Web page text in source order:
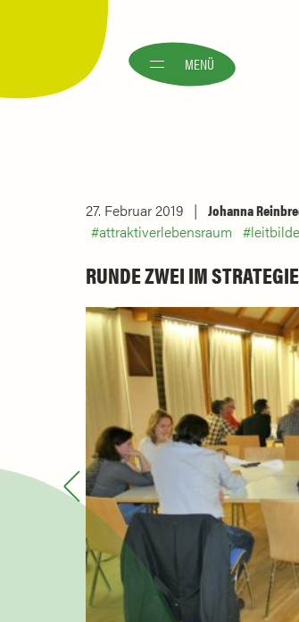
MENÜ
27. Februar 2019
Johanna
attraktiverlebensraum
RUNDE ZWEI IM